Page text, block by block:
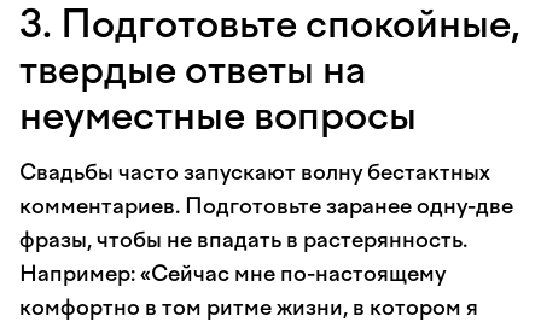
3. Подготовьте спокойные,
твердые ответы на
неуместные вопросы
Свадьбы часто запускают волну бестактных
комментариев. Подготовьте заранее одну-две
фразы, чтобы не впадать в растерянность.
Например: «Сейчас мне по-настоящему
комфортно в том ритме жизни, в котором я